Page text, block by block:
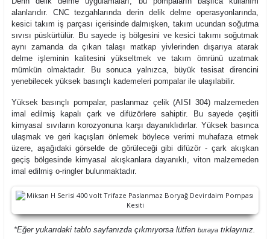
alanlarıdır. CNC tezgahlarında derin delik delme operasyonlarında,
kesici takım iş parçası içerisinde dalmışken, takım ucundan soğutma
sıvısı püskürtülür. Bu sayede iş bölgesini ve kesici takımı soğutmak
aynı zamanda da çıkan talaşı matkap yivlerinden dışarıya atarak
delme işleminin kalitesini yükseltmek ve takım ömrünü uzatmak
mümkün olmaktadır. Bu sonuca yalnızca, büyük tesisat direncini
yenebilecek yüksek basınçlı kademeleri pompalar ile ulaşılabilir.
Yüksek basınçlı pompalar, paslanmaz çelik (AISI 304) malzemeden
imal edilmiş kapalı çark ve difüzörlere sahiptir. Bu sayede çeşitli
kimyasal sıvıların korozyonuna karşı dayanıklıdırlar. Yüksek basınca
ulaşmak ve geri kaçışları önlemek böylece verimi muhafaza etmek
üzere, aşağıdaki görselde de görüleceği gibi difüzör - çark akışkan
geçiş bölgesinde kimyasal akışkanlara dayanıklı, viton malzemeden
imal edilmiş o-ringler bulunmaktadır.
*Eğer yukarıdaki tablo sayfanızda çıkmıyorsa lütfen buraya tıklayınız.